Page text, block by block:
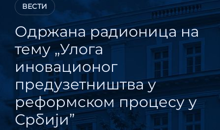
ВЕСТИ
Одржана радионица на
тему „Улога
иновационог
предузетништва у
реформском процесу у
Србији”